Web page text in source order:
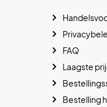
FAQ
Laagste
Bestelling